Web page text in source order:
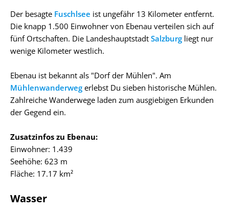
Der besagte Fuschlsee ist ungefähr 13 Kilometer entfernt.
Die knapp 1.500 Einwohner von Ebenau verteilen sich auf
fünf Ortschaften. Die Landeshauptstadt Salzburg liegt nur
wenige Kilometer westlich.
Ebenau ist bekannt als "Dorf der Mühlen". Am
Mühlenwanderweg erlebst Du sieben historische Mühlen.
Zahlreiche Wanderwege laden zum ausgiebigen Erkunden
der Gegend ein.
Zusatzinfos zu Ebenau:
Einwohner: 1.439
Seehöhe: 623 m
Fläche: 17.17 km²
Wasser